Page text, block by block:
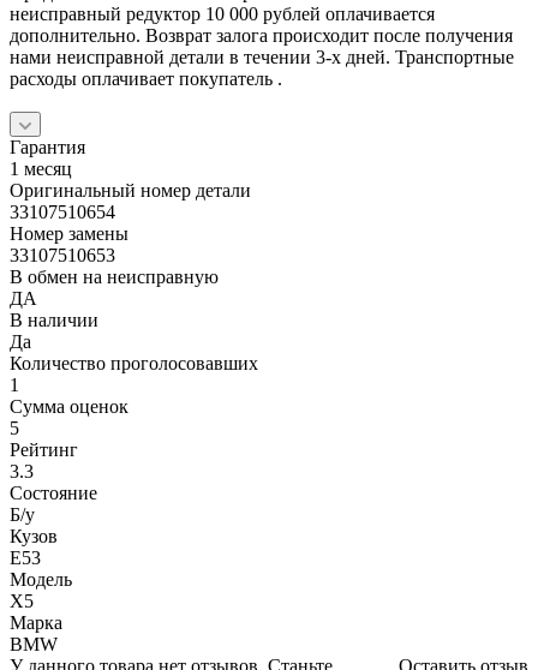
неисправный редуктор 10 000 рублей оплачивается
дополнительно. Возврат залога происходит после получения
нами неисправной детали в течении 3-х дней. Транспортные
расходы оплачивает покупатель .
Гарантия
1 месяц
Оригинальный номер детали
33107510654
Номер замены
33107510653
В обмен на неисправную
ДА
В наличии
Да
Количество проголосовавших
1
Сумма оценок
5
Рейтинг
3.3
Состояние
Б/y
Кузов
E53
Модель
X5
Марка
BMW
Оставить отзыв
У данного товара нет отзывов. Станьте